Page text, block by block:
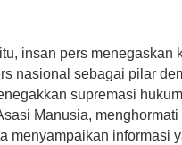
insan pers menegaskan
nasional sebagai pilar
supremasi
Manusia, menghormati
menyampaikan informasi